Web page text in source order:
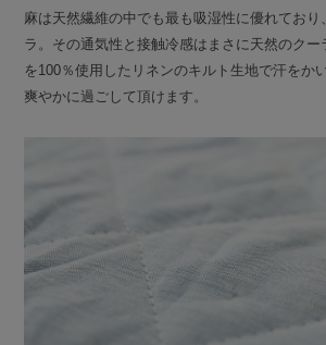
麻は天然繊維の中でも最も吸湿性に優れており
ラ。その通気性と接触冷感はまさに天然のクー
を100％使用したリネンのキルト生地で汗をか
爽やかに過ごして頂けます。